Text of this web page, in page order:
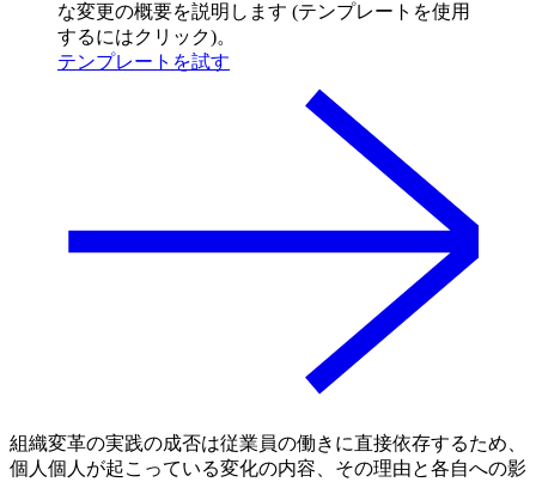
な変更の概要を説明します (テンプレートを使用
するにはクリック)。
テンプレートを試す
組織変革の実践の成否は従業員の働きに直接依存するため、
個人個人が起こっている変化の内容、その理由と各自への影